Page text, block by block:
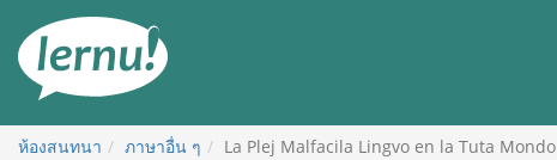
สารบัญ
ห้องสนทนา ภาษาอื่น ๆ La Plej Malfacila Lingvo en la Tuta Mondo